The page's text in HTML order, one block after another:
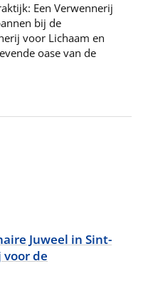
Een Verwennerij
bij de
voor Lichaam en
oase van de
Juweel in Sint-
voor de